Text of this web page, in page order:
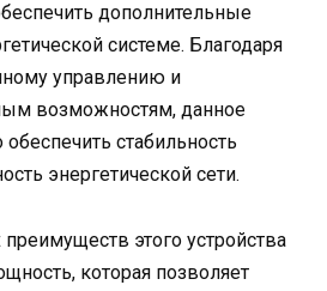
дополнительные
системе. Благодаря
управлению и
возможностям, данное
стабильность
энергетической сети.
этого устройства
которая позволяет